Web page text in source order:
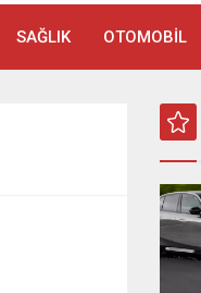
SAĞLIK OTOMOBİL